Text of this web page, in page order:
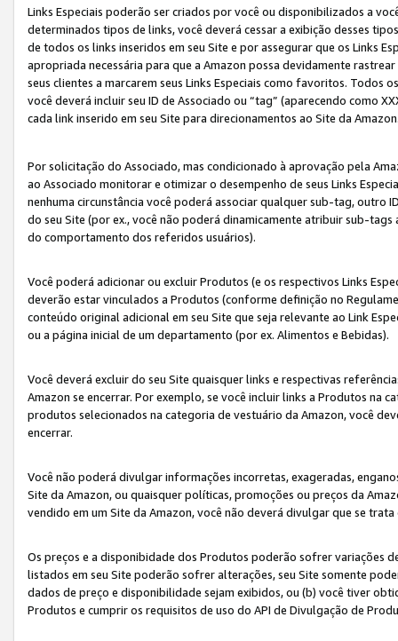
Links Especiais poderão ser criados por você ou disponibilizados a
determinados tipos de links, você deverá cessar a exibição desses
de todos os links inseridos em seu Site e por assegurar que os Links
apropriada necessária para que a Amazon possa devidamente
seus clientes a marcarem seus Links Especiais como favoritos. Todos
você deverá incluir seu ID de Associado ou “tag” (aparecendo como
cada link inserido em seu Site para direcionamentos ao Site da
Por solicitação do Associado, mas condicionado à aprovação pela
ao Associado monitorar e otimizar o desempenho de seus Links
nenhuma circunstância você poderá associar qualquer sub-tag,
do seu Site (por ex., você não poderá dinamicamente atribuir sub-
do comportamento dos referidos usuários).
Você poderá adicionar ou excluir Produtos (e os respectivos Links
deverão estar vinculados a Produtos (conforme definição no
conteúdo original adicional em seu Site que seja relevante ao Link
ou a página inicial de um departamento (por ex. Alimentos e Bebidas).
Você deverá excluir do seu Site quaisquer links e respectivas
Amazon se encerrar. Por exemplo, se você incluir links a Produtos na
produtos selecionados na categoria de vestuário da Amazon, você
encerrar.
Você não poderá divulgar informações incorretas, exageradas,
Site da Amazon, ou quaisquer políticas, promoções ou preços da
vendido em um Site da Amazon, você não deverá divulgar que se
Os preços e a disponibidade dos Produtos poderão sofrer variações
listados em seu Site poderão sofrer alterações, seu Site somente
dados de preço e disponibilidade sejam exibidos, ou (b) você tiver
Produtos e cumprir os requisitos de uso do API de Divulgação de